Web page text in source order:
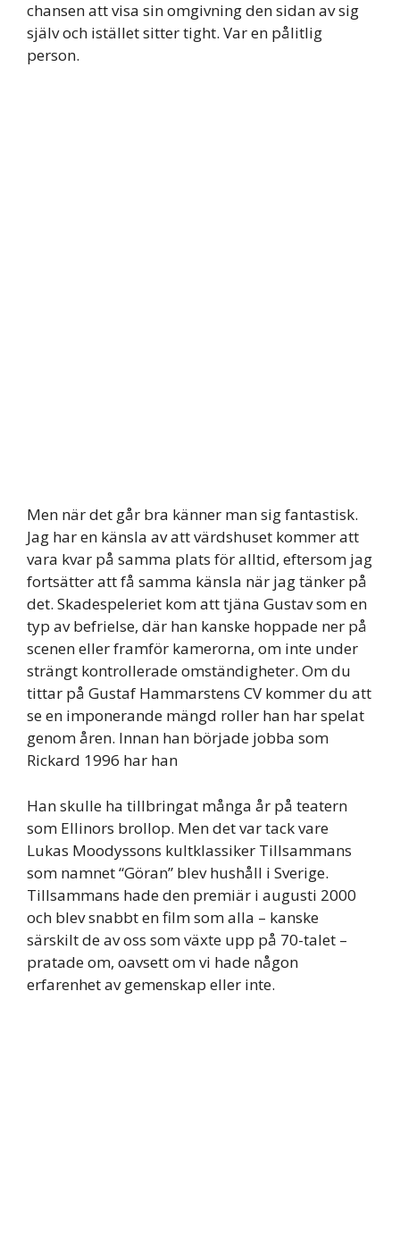
chansen att visa sin omgivning den sidan av sig
själv och istället sitter tight. Var en pålitlig
person.
Men när det går bra känner man sig fantastisk.
Jag har en känsla av att värdshuset kommer att
vara kvar på samma plats för alltid, eftersom jag
fortsätter att få samma känsla när jag tänker på
det. Skadespeleriet kom att tjäna Gustav som en
typ av befrielse, där han kanske hoppade ner på
scenen eller framför kamerorna, om inte under
strängt kontrollerade omständigheter. Om du
tittar på Gustaf Hammarstens CV kommer du att
se en imponerande mängd roller han har spelat
genom åren. Innan han började jobba som
Rickard 1996 har han
Han skulle ha tillbringat många år på teatern
som Ellinors brollop. Men det var tack vare
Lukas Moodyssons kultklassiker Tillsammans
som namnet “Göran” blev hushåll i Sverige.
Tillsammans hade den premiär i augusti 2000
och blev snabbt en film som alla – kanske
särskilt de av oss som växte upp på 70-talet –
pratade om, oavsett om vi hade någon
erfarenhet av gemenskap eller inte.